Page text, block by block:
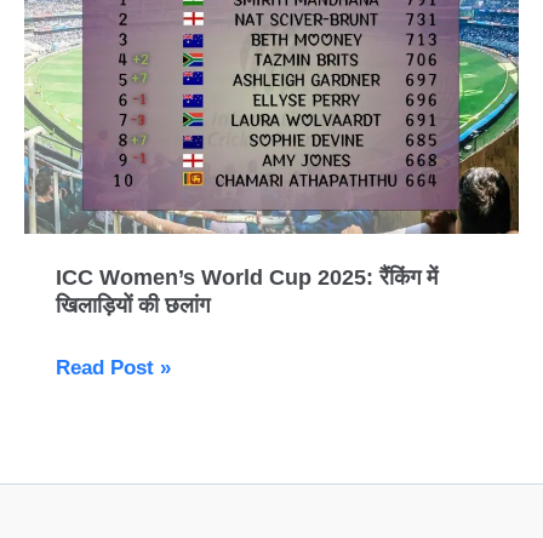
ICC Women’s World Cup 2025: रैंकिंग में
खिलाड़ियों की छलांग
2025:
रैंकिंग
में
खिलाड़ियों
की
छलांग
Read Post »